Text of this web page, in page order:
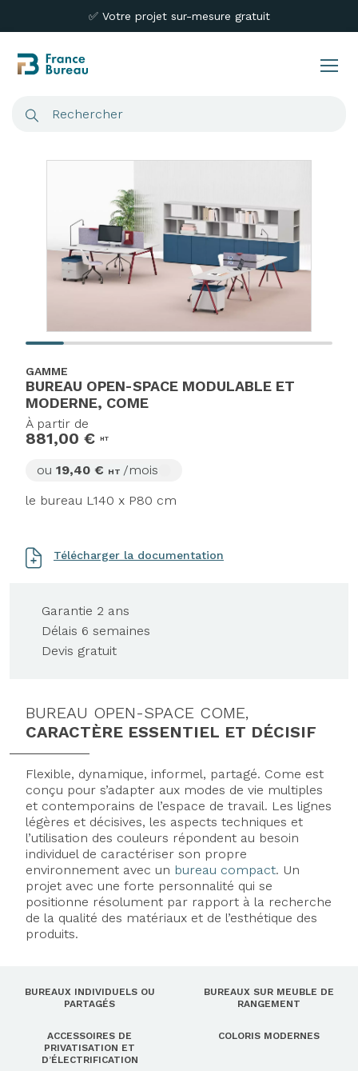
✅ Votre projet sur-mesure gratuit
GAMME
BUREAU OPEN-SPACE MODULABLE ET
MODERNE, COME
À partir de
881,00 € HT
ou 19,40 € HT /mois
le bureau L140 x P80 cm
Télécharger la documentation
Garantie 2 ans
Délais 6 semaines
Devis gratuit
BUREAU OPEN-SPACE COME,
CARACTÈRE ESSENTIEL ET DÉCISIF
Flexible, dynamique, informel, partagé. Come est
conçu pour s’adapter aux modes de vie multiples
et contemporains de l’espace de travail. Les lignes
légères et décisives, les aspects techniques et
l’utilisation des couleurs répondent au besoin
individuel de caractériser son propre
environnement avec un bureau compact. Un
projet avec une forte personnalité qui se
positionne résolument par rapport à la recherche
de la qualité des matériaux et de l’esthétique des
produits.
BUREAUX INDIVIDUELS OU
PARTAGÉS
BUREAUX SUR MEUBLE DE
RANGEMENT
ACCESSOIRES DE
PRIVATISATION ET
D’ÉLECTRIFICATION
COLORIS MODERNES